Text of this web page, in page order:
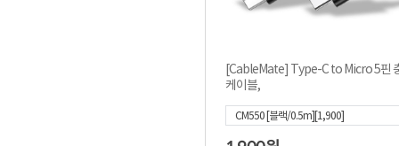
[CableMate] Type-C to Micro 5핀
케이블,
CM550 [블랙/0.5m][1,900]